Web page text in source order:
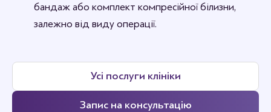
бандаж або комплект компресійної білизни,
залежно від виду операції.
Усі послуги клініки
Запис на консультацію